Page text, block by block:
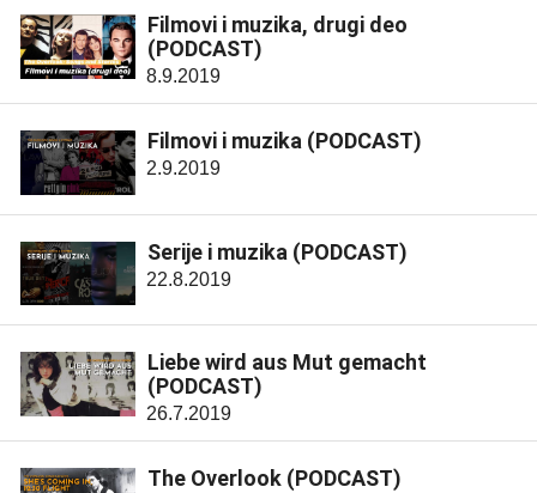
Filmovi i muzika, drugi deo
(PODCAST)
8.9.2019
Filmovi i muzika (PODCAST)
2.9.2019
Serije i muzika (PODCAST)
22.8.2019
Liebe wird aus Mut gemacht
(PODCAST)
26.7.2019
The Overlook (PODCAST)